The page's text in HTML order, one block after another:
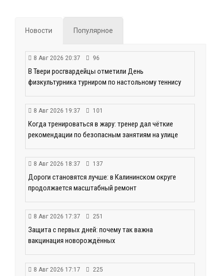
Новости Популярное
8 Авг 2026 20:37 96
В Твери росгвардейцы отметили День
физкультурника турниром по настольному теннису
8 Авг 2026 19:37 101
Когда тренироваться в жару: тренер дал чёткие
рекомендации по безопасным занятиям на улице
8 Авг 2026 18:37 137
Дороги становятся лучше: в Калининском округе
продолжается масштабный ремонт
8 Авг 2026 17:37 251
Защита с первых дней: почему так важна
вакцинация новорождённых
8 Авг 2026 17:17 225